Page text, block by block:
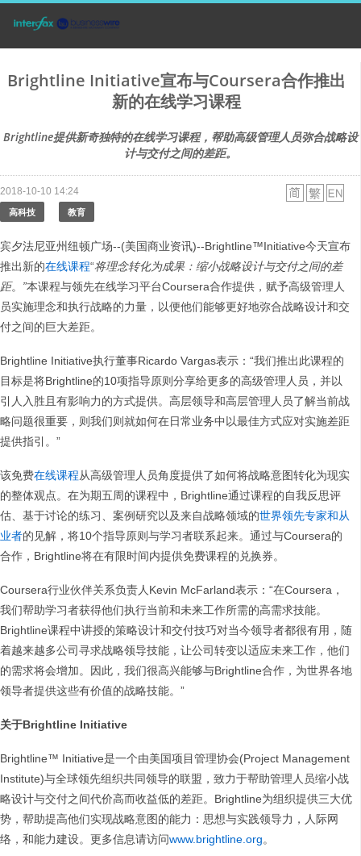
Brightline Initiative宣布与Coursera合作推出
新的在线学习课程
Brightline提供新奇独特的在线学习课程，帮助高级管理人员弥合战略设
计与交付之间的差距。
2018-10-10 14:24
高科技 教育
宾夕法尼亚州纽顿广场--(美国商业资讯)--Brightline™Initiative今天宣布
推出新的在线课程“将理念转化为成果：缩小战略设计与交付之间的差
距。 ”本课程与领先在线学习平台Coursera合作提供，赋予高级管理人
员实施理念和执行战略的力量，以便他们能够更好地弥合战略设计和交
付之间的巨大差距。
Brightline Initiative执行董事Ricardo Vargas表示：“我们推出此课程的
目标是将Brightline的10项指导原则分享给更多的高级管理人员，并以
引人入胜且有影响力的方式提供。高层领导和高层管理人员了解当前战
略问题很重要，则我们则就如何在日常业务中以最佳方式应对实施差距
提供指引。”
该免费在线课程从高级管理人员角度提供了如何将战略意图转化为现实
的整体观点。在为期五周的课程中，Brightline通过课程的自我反思评
估、基于讨论的练习、案例研究以及来自战略领域的世界领先专家和从
业者的见解，将10个指导原则与学习者联系起来。通过与Coursera的
合作，Brightline将在有限时间内提供免费课程的兑换券。
Coursera行业伙伴关系负责人Kevin McFarland表示：“在Coursera，
我们帮助学习者获得他们执行当前和未来工作所需的高需求技能。
Brightline课程中讲授的策略设计和交付技巧对当今领导者都很有用，随
着越来越多公司寻求战略领导技能，让公司转变以适应未来工作，他们
的需求将会增加。因此，我们很高兴能够与Brightline合作，为世界各地
领导者提供这些有价值的战略技能。”
关于Brightline Initiative
Brightline™ Initiative是一个由美国项目管理协会(Project Management
Institute)与全球领先组织共同领导的联盟，致力于帮助管理人员缩小战
略设计与交付之间代价高而收益低的差距。Brightline为组织提供三大优
势，帮助提高他们实现战略意图的能力：思想与实践领导力，人际网
络，和能力建设。更多信息请访问www.brightline.org。